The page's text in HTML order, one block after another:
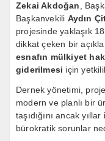
Zekai Akdoğan
,
Başkanvekili Aydın
projesinde yaklaşık
dikkat çeken bir
esnafın mülkiyet
giderilmesi için
Dernek yönetimi,
modern ve planlı bir
taşıdığını ancak
bürokratik sorunlar